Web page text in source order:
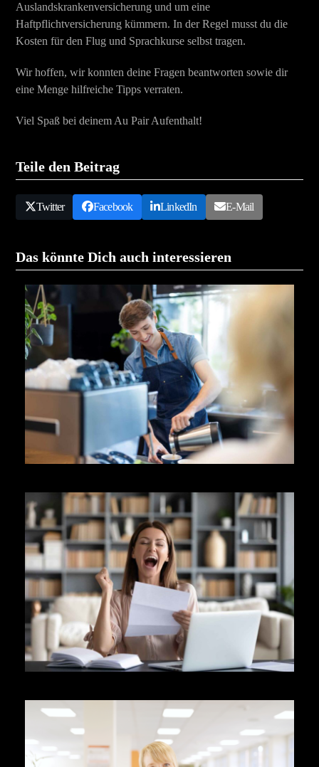
Auslandskrankenversicherung und um eine
Haftpflichtversicherung kümmern. In der Regel musst du die
Kosten für den Flug und Sprachkurse selbst tragen.
Wir hoffen, wir konnten deine Fragen beantworten sowie dir
eine Menge hilfreiche Tipps verraten.
Viel Spaß bei deinem Au Pair Aufenthalt!
Teile den Beitrag
Twitter Facebook LinkedIn E-Mail
Das könnte Dich auch interessieren
SOLLTEST DU ACHTEN!
UND STUDIERENDE – MUSS DAS